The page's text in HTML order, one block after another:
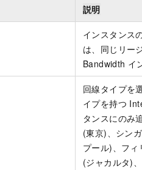
説明
インスタンス
は、同じリー
Bandwidth イ
回線タイプを
イプを持つ
タンスにのみ
(東京)、シン
プール)、フ
(ジャカルタ)